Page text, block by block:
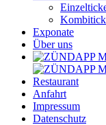
Exponate
Über uns
Restaurant
Anfahrt
Impressum
Datenschutz